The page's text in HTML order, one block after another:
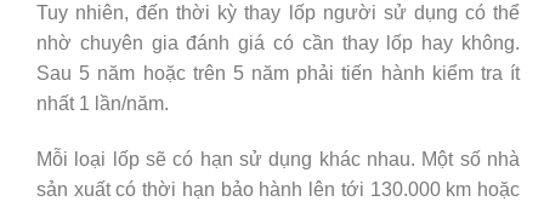
Tuy nhiên, đến thời kỳ thay lốp người sử dụng có thể
nhờ chuyên gia đánh giá có cần thay lốp hay không.
Sau 5 năm hoặc trên 5 năm phải tiến hành kiểm tra ít
nhất 1 lần/năm.
Mỗi loại lốp sẽ có hạn sử dụng khác nhau. Một số nhà
sản xuất có thời hạn bảo hành lên tới 130.000 km hoặc